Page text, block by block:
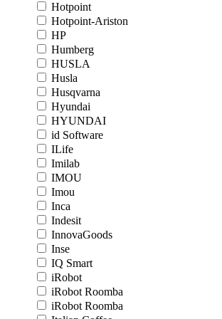
Hotpoint
Hotpoint-Ariston
HP
Humberg
HUSLA
Husla
Husqvarna
Hyundai
HYUNDAI
id Software
ILife
Imilab
IMOU
Imou
Inca
Indesit
InnovaGoods
Inse
IQ Smart
iRobot
iRobot Roomba
iRobot Roomba